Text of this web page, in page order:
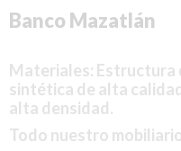
Banco Mazatlán
Materiales: Estructura
sintética de alta
alta densidad.
Todo nuestro